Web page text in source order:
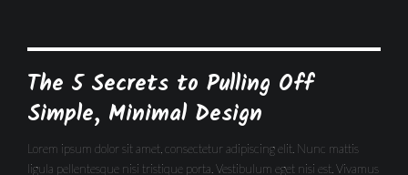
The 5 Secrets to Pulling Off
Simple, Minimal Design
Lorem ipsum dolor sit amet, consectetur adipiscing elit. Nunc mattis
ligula pellentesque nisi tristique porta. Vestibulum eget nisi est. Vivamus